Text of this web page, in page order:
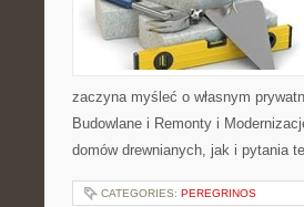
zaczyna myśleć o własnym
Budowlane i Remonty i
domów drewnianych, jak i pytania
CATEGORIES: PEREGRINOS